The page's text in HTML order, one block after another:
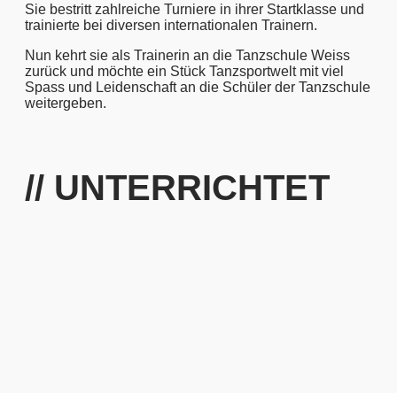
Sie bestritt zahlreiche Turniere in ihrer Startklasse und
trainierte bei diversen internationalen Trainern.
Nun kehrt sie als Trainerin an die Tanzschule Weiss
zurück und möchte ein Stück Tanzsportwelt mit viel
Spass und Leidenschaft an die Schüler der Tanzschule
weitergeben.
// UNTERRICHTET